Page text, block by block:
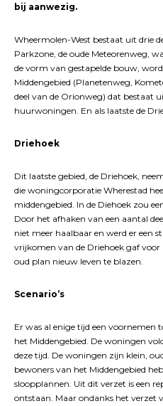
bij aanwezig.
Wheermolen-West bestaat uit drie
Parkzone, de oude Meteorenweg,
de vorm van gestapelde bouw,
Middengebied (Planetenweg,
deel van de Orionweg) dat bestaat
huurwoningen. En als laatste de
Driehoek
Dit laatste gebied, de Driehoek,
die woningcorporatie Wherestad
middengebied. In de Diehoek zou
Door het afhaken van een aantal
niet meer haalbaar en werd er een
vrijkomen van de Driehoek gaf
oud plan nieuw leven te blazen.
Scenario’s
Er was al enige tijd een voornemen
het Middengebied. De woningen
deze tijd. De woningen zijn klein,
bewoners van het Middengebied
sloopplannen. Uit dit verzet is een
ontstaan. Maar ondanks het verzet